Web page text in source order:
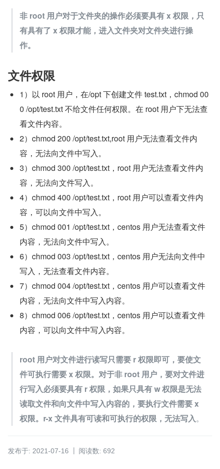
非 root 用户对于文件夹的操作必须要具有 x 权限，只
有具有了 x 权限才能，进入文件夹对文件夹进行操
作。
文件权限
1）以 root 用户，在/opt 下创建文件 test.txt，chmod 00
0 /opt/test.txt 不给文件任何权限。在 root 用户下无法查
看文件内容。
2）chmod 200 /opt/test.txt,root 用户无法查看文件内
容，无法向文件中写入。
3）chmod 300 /opt/test.txt，root 用户无法查看文件内
容，无法向文件写入。
4）chmod 400 /opt/test.txt，root 用户可以查看文件内
容，可以向文件中写入。
5）chmod 001 /opt/test.txt，centos 用户无法查看文件
内容，无法向文件中写入。
6）chmod 003 /opt/test.txt，centos 用户无法向文件中
写入，无法查看文件内容。
7）chmod 004 /opt/test.txt，centos 用户可以查看文件
内容，无法向文件中写入内容。
8）chmod 006 /opt/test.txt，centos 用户可以查看文件
内容，可以向文件中写入内容。
root 用户对文件进行读写只需要 r 权限即可，要使文
件可执行需要 x 权限。对于非 root 用户，要对文件进
行写入必须要具有 r 权限，如果只具有 w 权限是无法
读取文件和向文件中写入内容的，要执行文件需要 x
权限。r-x 文件具有可读和可执行的权限，无法写入。
发布于: 2021-07-16 阅读数: 692